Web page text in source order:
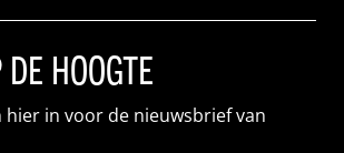
hoogte
hier in voor de nieuwsbrief van